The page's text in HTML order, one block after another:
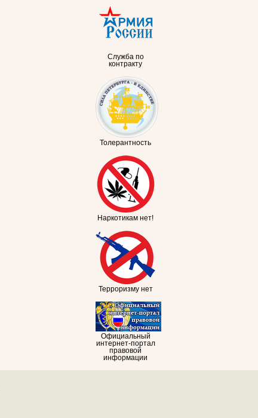
Служба по
контракту
Толерантность
Наркотикам нет!
Терроризму нет
Официальный
интернет-портал
правовой
информации